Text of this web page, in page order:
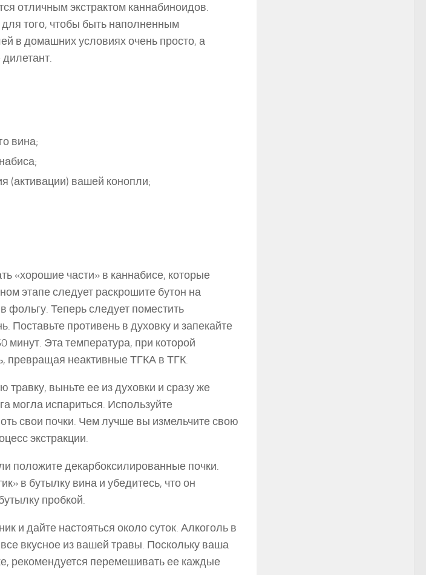
отличным экстрактом каннабиноидов.
того, чтобы быть наполненным
в домашних условиях очень просто, а
вина;
(активации) вашей конопли;
«хорошие части» в каннабисе, которые
этапе следует раскрошите бутон на
фольгу. Теперь следует поместить
Поставьте противень в духовку и запекайте
минут. Эта температура, при которой
превращая неактивные ТГКА в ТГК.
травку, выньте ее из духовки и сразу же
могла испариться. Используйте
свои почки. Чем лучше вы измельчите свою
экстракции.
положите декарбоксилированные почки.
в бутылку вина и убедитесь, что он
пробкой.
и дайте настояться около суток. Алкоголь в
вкусное из вашей травы. Поскольку ваша
рекомендуется перемешивать ее каждые